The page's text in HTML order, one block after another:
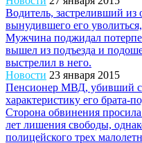
Водитель, застреливший из
вынудившего его
Мужчина поджидал
вышел из подъезда и
выстрелил в него.
Новости 23 января 2015
Пенсионер МВД, убивший
характеристику его брата-
Сторона обвинения
лет лишения свободы,
полицейского трех